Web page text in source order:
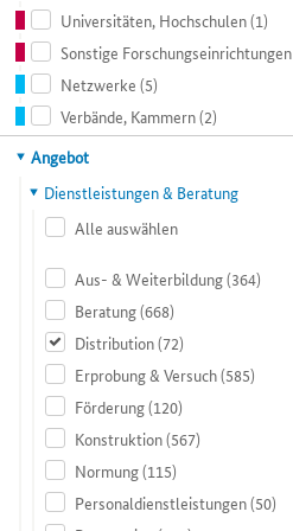
Verfahren
und
Aktivitäten
präsentieren.
gelangen.
Nutzen
Sie
die
Zugriffstaste
O,
Menüpunkt
Organisationen
gelangen.
Nutzen
Zugriffstaste
Menüpunkt
Organisationen
anhand
von
verschiedenen
Kompetenzmerkmalen
einschränken.
Mit
Tabulatortaste
können
jeweils
nächsten
Kategorie
Kriterium
wechseln.
Universitäten, Hochschulen(1)
Sonstige Forschungseinrichtungen
Netzwerke (5)
Verbände, Kammern(2)
Hauptkategorie
Angebot
Dienstleistungen & Beratung
Alle auswählen
Aus- & Weiterbildung(364)
Beratung(668)
Distribution(72)
Erprobung & Versuch(585)
Förderung(120)
Konstruktion(567)
Normung(115)
Personaldienstleistungen(50)